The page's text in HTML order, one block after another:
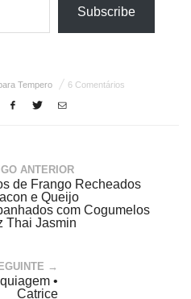
Subscribe
Tempero 6 Comentários
ANTERIOR
de Frango Recheados
e Queijo
com Cogumelos
Thai Jasmin
→
•
Catrice